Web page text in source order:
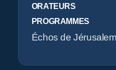
ORATEURS
PROGRAMMES
Échos de Jérusalem